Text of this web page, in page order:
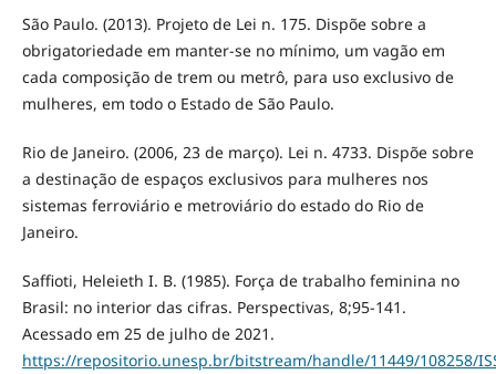
São Paulo. (2013). Projeto de Lei n. 175. Dispõe sobre a
obrigatoriedade em manter-se no mínimo, um vagão em
cada composição de trem ou metrô, para uso exclusivo de
mulheres, em todo o Estado de São Paulo.
Rio de Janeiro. (2006, 23 de março). Lei n. 4733. Dispõe sobre
a destinação de espaços exclusivos para mulheres nos
sistemas ferroviário e metroviário do estado do Rio de
Janeiro.
Saffioti, Heleieth I. B. (1985). Força de trabalho feminina no
Brasil: no interior das cifras. Perspectivas, 8;95-141.
Acessado em 25 de julho de 2021.
https://repositorio.unesp.br/bitstream/handle/11449/108258/